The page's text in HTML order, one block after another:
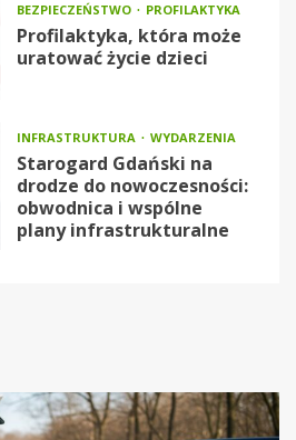
BEZPIECZEŃSTWO PROFILAKTYKA
Profilaktyka, która może
uratować życie dzieci
INFRASTRUKTURA WYDARZENIA
Starogard Gdański na
drodze do nowoczesności:
obwodnica i wspólne
plany infrastrukturalne